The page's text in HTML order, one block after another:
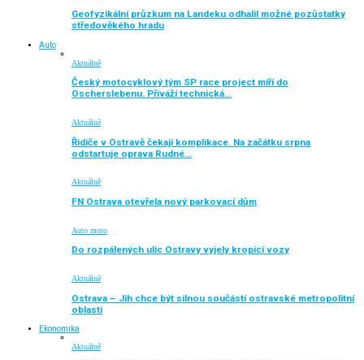
Geofyzikální průzkum na Landeku odhalil možné pozůstatky
středověkého hradu
Auto
Aktuálně
Český motocyklový tým SP race project míří do
Oscherslebenu. Přiváží technická…
Aktuálně
Řidiče v Ostravě čekají komplikace. Na začátku srpna
odstartuje oprava Rudné…
Aktuálně
FN Ostrava otevřela nový parkovací dům
Auto moto
Do rozpálených ulic Ostravy vyjely kropicí vozy
Aktuálně
Ostrava – Jih chce být silnou součástí ostravské metropolitní
oblasti
Ekonomika
Aktuálně